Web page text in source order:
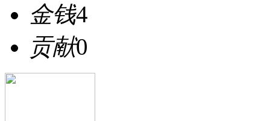
金钱4
贡献0